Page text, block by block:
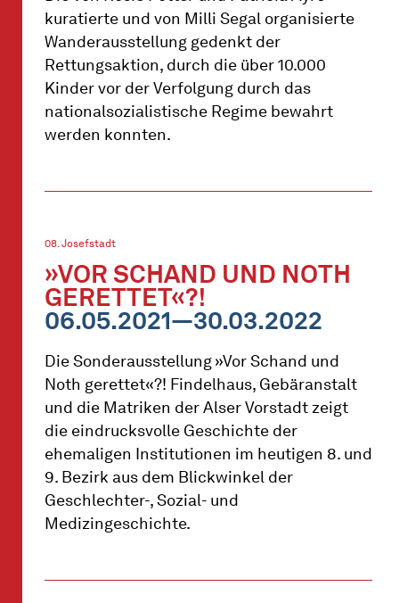
kuratierte und von Milli Segal organisierte
Wanderausstellung gedenkt der
Rettungsaktion, durch die über 10.000
Kinder vor der Verfolgung durch das
nationalsozialistische Regime bewahrt
werden konnten.
08. Josefstadt
»VOR SCHAND UND NOTH
GERETTET«?!
06.05.2021—30.03.2022
Die Sonderausstellung »Vor Schand und
Noth gerettet«?! Findelhaus, Gebäranstalt
und die Matriken der Alser Vorstadt zeigt
die eindrucksvolle Geschichte der
ehemaligen Institutionen im heutigen 8. und
9. Bezirk aus dem Blickwinkel der
Geschlechter-, Sozial- und
Medizingeschichte.